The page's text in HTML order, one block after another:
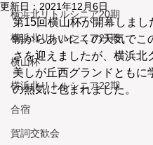
横浜北リトルシニア20期
横浜北リトルシニア21期
横山杯
横浜北リトルシニア22期
合宿
賀詞交歓会
更新日： 2021年12月6日
第15回横山杯が開幕しまし
朝からあいにくの天気でこ
さを迎えましたが、横浜北
美しが丘西グランドともに
の熱気に包まれました。